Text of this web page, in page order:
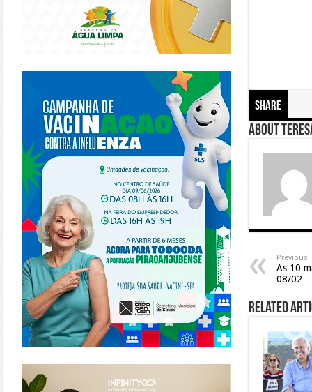
Share
About
Previous
As 10
08/02
Related
https://piracanjuba.go.gov.br/
https://www.infinitygo.com.br/